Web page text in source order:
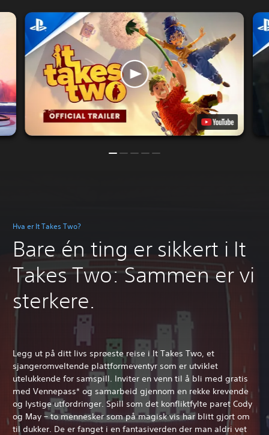
Hva er It Takes Two?
Bare én ting er sikkert i It
Takes Two: Sammen er vi
sterkere.
Legg ut på ditt livs sprøeste reise i It Takes Two, et
sjangeromveltende plattformeventyr som er utviklet
utelukkende for samspill. Inviter en venn til å bli med gratis
med Vennepass* og samarbeid gjennom en rekke krevende
og lystige utfordringer. Spill som det konfliktfylte paret Cody
og May – to mennesker som på magisk vis har blitt gjort om
til dukker. De er fanget i en fantasiverden der man aldri vet